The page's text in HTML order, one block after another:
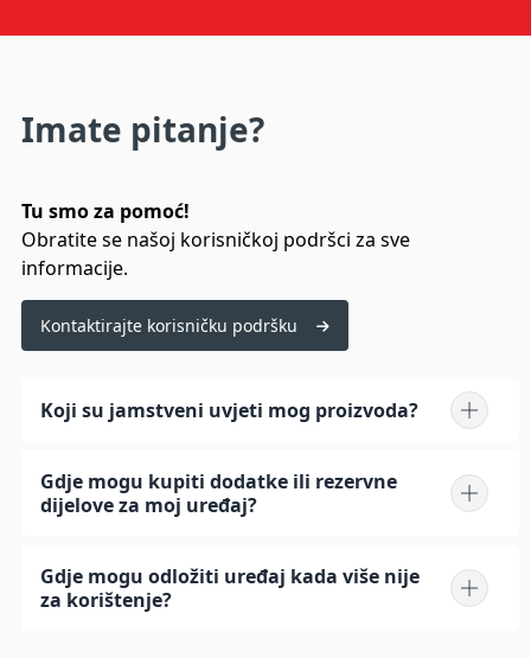
Imate pitanje?
Tu smo za pomoć!
Obratite se našoj korisničkoj podršci za sve
informacije.
Kontaktirajte korisničku podršku
Koji su jamstveni uvjeti mog proizvoda?
Gdje mogu kupiti dodatke ili rezervne
dijelove za moj uređaj?
Gdje mogu odložiti uređaj kada više nije
za korištenje?